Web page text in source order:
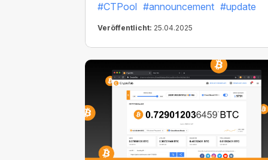
einfacher, schneller zu bedienen – und
bietet viele bessere Angebote.
#CTPool #announcement #update
Veröffentlicht: 25.04.2025